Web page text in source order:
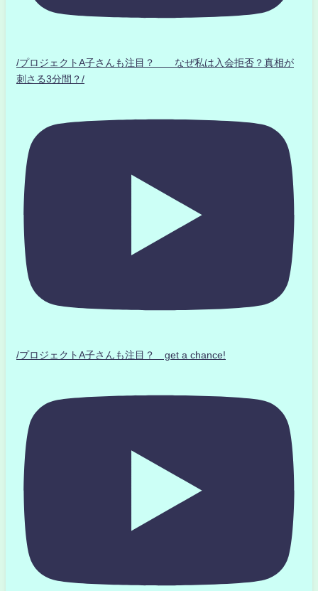
/プロジェクトA子さんも注目？ なぜ私は入会拒否？真相が
刺さる3分間？/
/プロジェクトA子さんも注目？ get a chance!